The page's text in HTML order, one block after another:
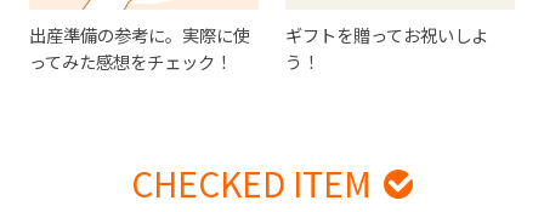
出産準備の参考に。実際に使
ってみた感想をチェック！
ギフトを贈ってお祝いしよ
う！
CHECKED ITEM